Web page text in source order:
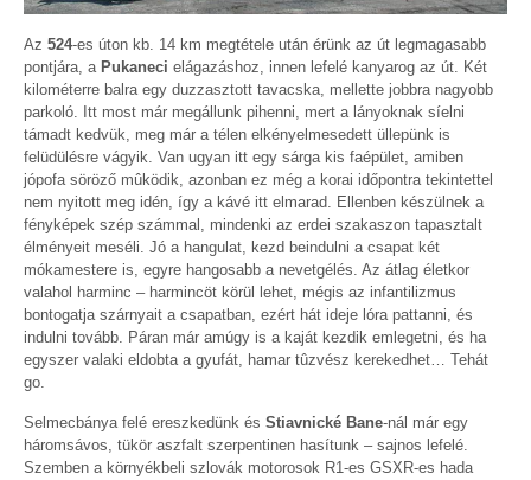
Az 524-es úton kb. 14 km megtétele után érünk az út legmagasabb
pontjára, a Pukaneci elágazáshoz, innen lefelé kanyarog az út. Két
kilométerre balra egy duzzasztott tavacska, mellette jobbra nagyobb
parkoló. Itt most már megállunk pihenni, mert a lányoknak síelni
támadt kedvük, meg már a télen elkényelmesedett üllepünk is
felüdülésre vágyik. Van ugyan itt egy sárga kis faépület, amiben
jópofa söröző mûködik, azonban ez még a korai időpontra tekintettel
nem nyitott meg idén, így a kávé itt elmarad. Ellenben készülnek a
fényképek szép számmal, mindenki az erdei szakaszon tapasztalt
élményeit meséli. Jó a hangulat, kezd beindulni a csapat két
mókamestere is, egyre hangosabb a nevetgélés. Az átlag életkor
valahol harminc – harmincöt körül lehet, mégis az infantilizmus
bontogatja szárnyait a csapatban, ezért hát ideje lóra pattanni, és
indulni tovább. Páran már amúgy is a kaját kezdik emlegetni, és ha
egyszer valaki eldobta a gyufát, hamar tûzvész kerekedhet… Tehát
go.
Selmecbánya felé ereszkedünk és Stiavnické Bane-nál már egy
háromsávos, tükör aszfalt szerpentinen hasítunk – sajnos lefelé.
Szemben a környékbeli szlovák motorosok R1-es GSXR-es hada